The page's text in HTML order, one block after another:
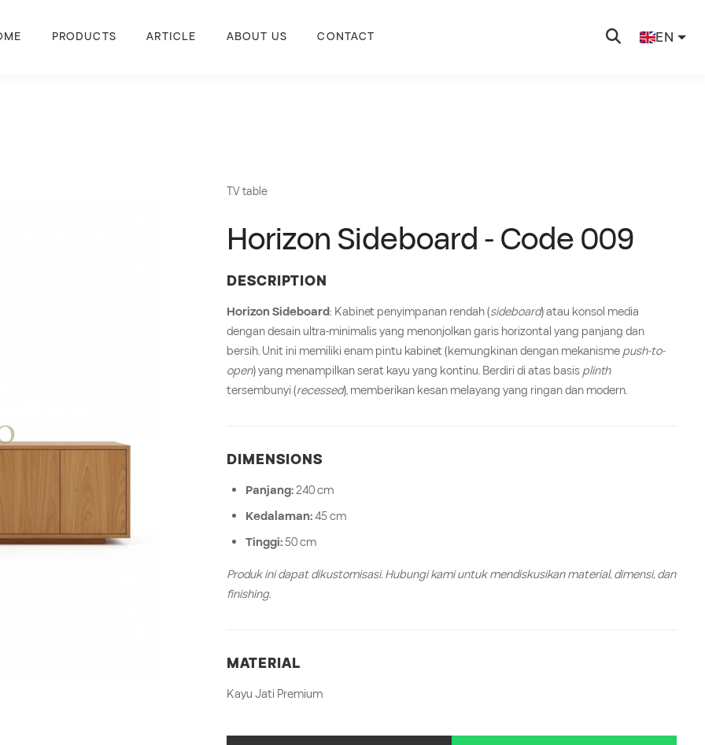
PRODUCTS ARTICLE ABOUT US CONTACT EN
TV table
Horizon Sideboard - Code 009
DESCRIPTION
Horizon Sideboard: Kabinet penyimpanan rendah (sideboard) atau konsol media
dengan desain ultra-minimalis yang menonjolkan garis horizontal yang panjang dan
bersih. Unit ini memiliki enam pintu kabinet (kemungkinan dengan mekanismepush-to-
open) yang menampilkan serat kayu yang kontinu. Berdiri di atas basisplinth
tersembunyi (recessed), memberikan kesan melayang yang ringan dan modern.
DIMENSIONS
Panjang:240 cm
Kedalaman:45 cm
Tinggi:50 cm
Produk ini dapat dikustomisasi. Hubungi kami untuk mendiskusikan material, dimensi, dan
finishing.
MATERIAL
Kayu Jati Premium